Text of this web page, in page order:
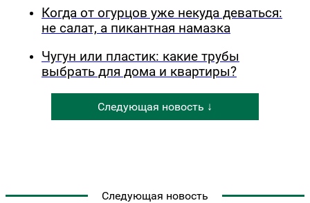
Когда от огурцов уже некуда деваться:
не салат, а пикантная намазка
Чугун или пластик: какие трубы
выбрать для дома и квартиры?
Следующая новость ↓
Следующая новость